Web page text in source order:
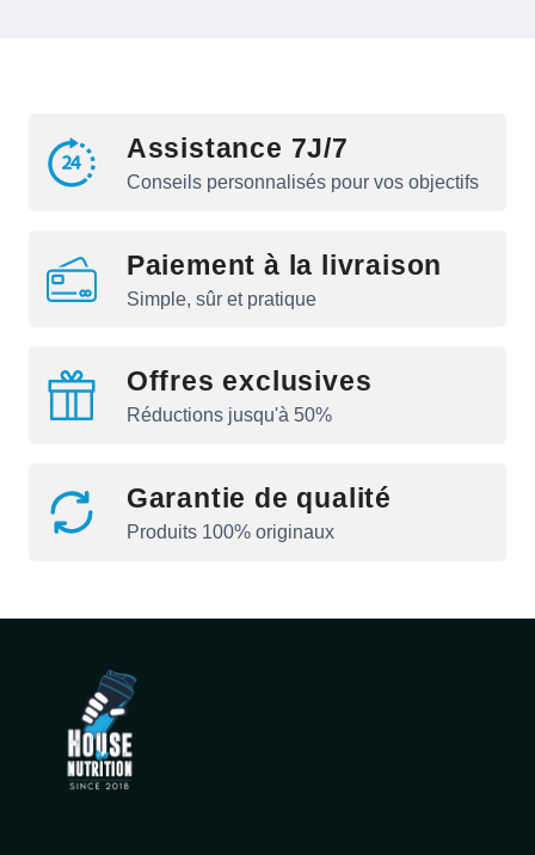
Assistance 7J/7
Conseils personnalisés pour vos objectifs
Paiement à la livraison
Simple, sûr et pratique
Offres exclusives
Réductions jusqu'à 50%
Garantie de qualité
Produits 100% originaux